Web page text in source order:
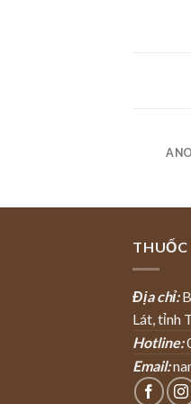
Địa chỉ:
Lát, tỉnh
Hotline:
Email: